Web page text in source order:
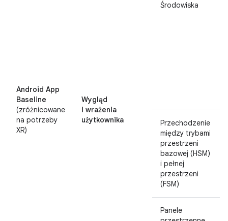
Android App
Baseline
(zróżnicowane
na potrzeby
XR)
Wygląd
i wrażenia
użytkownika
Środowiska
Przechodzenie
między trybami
przestrzeni
bazowej (HSM)
i pełnej
przestrzeni
(FSM)
Panele